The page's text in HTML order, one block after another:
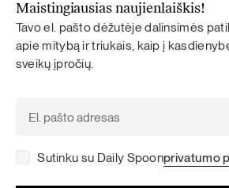
Maistingiausias naujienlaiškis!
Tavo el. pašto dėžutėje dalinsimės
apie mitybą ir triukais, kaip į
sveikų įpročių.
Sutinku su Daily Spoonprivatumo